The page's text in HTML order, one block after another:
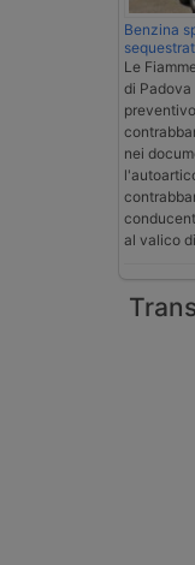
Benzina
Le
di
nei
al valico